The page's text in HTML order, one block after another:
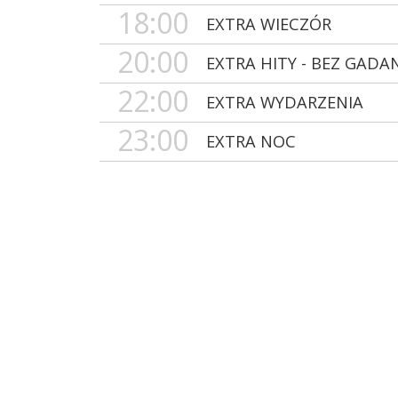
18:00
EXTRA WIECZÓR
20:00 EXTRA HITY - BEZ
22:00 EXTRA WYDARZENIA
23:00 EXTRA NOC